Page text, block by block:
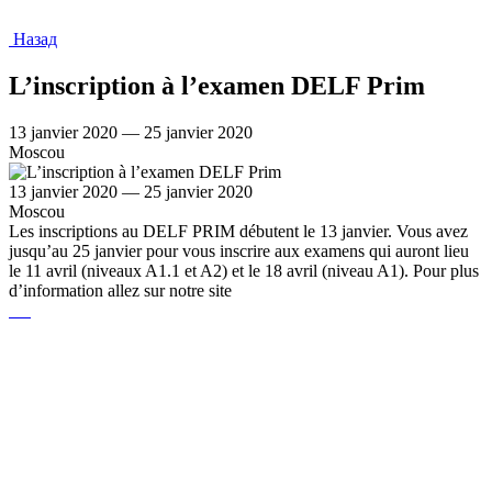
Назад
L’inscription à l’examen DELF Prim
13 janvier 2020 — 25 janvier 2020
Moscou
13 janvier 2020 — 25 janvier 2020
Moscou
Les inscriptions au DELF PRIM débutent le 13 janvier. Vous avez
jusqu’au 25 janvier pour vous inscrire aux examens qui auront lieu
le 11 avril (niveaux A1.1 et A2) et le 18 avril (niveau A1). Pour plus
d’information allez sur notre site